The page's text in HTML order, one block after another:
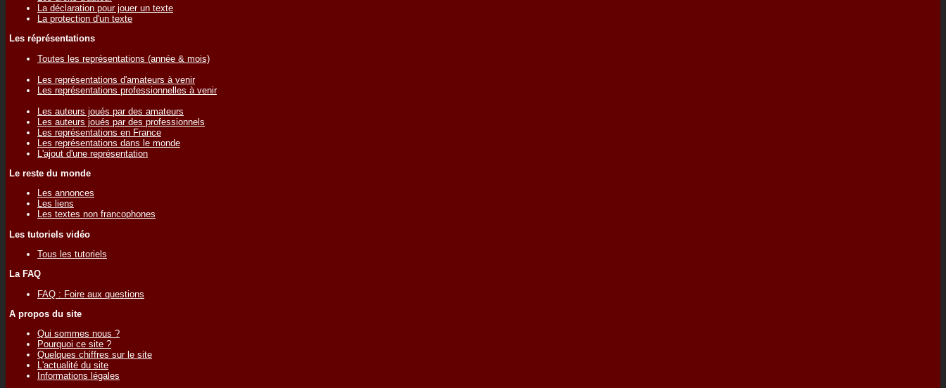
La déclaration pour jouer un texte
La protection d'un texte
Les réprésentations
Toutes les représentations (année & mois)
Les représentations d'amateurs à venir
Les représentations professionnelles à venir
Les auteurs joués par des amateurs
Les auteurs joués par des professionnels
Les représentations en France
Les représentations dans le monde
L'ajout d'une représentation
Le reste du monde
Les annonces
Les liens
Les textes non francophones
Les tutoriels vidéo
Tous les tutoriels
La FAQ
FAQ : Foire aux questions
A propos du site
Qui sommes nous ?
Pourquoi ce site ?
Quelques chiffres sur le site
L'actualité du site
Informations légales